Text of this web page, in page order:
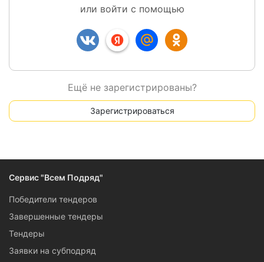
или войти с помощью
Ещё не зарегистрированы?
Зарегистрироваться
Сервис "Всем Подряд"
Победители тендеров
Завершенные тендеры
Тендеры
Заявки на субподряд